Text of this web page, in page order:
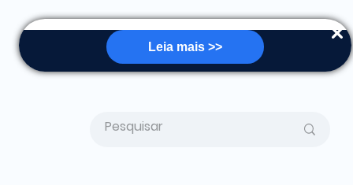
Leia mais >>